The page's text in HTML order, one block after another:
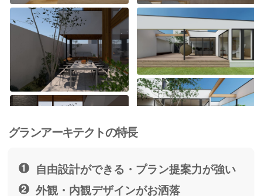
グランアーキテクトの特長
自由設計ができる・プラン提案力が強い
外観・内観デザインがお洒落